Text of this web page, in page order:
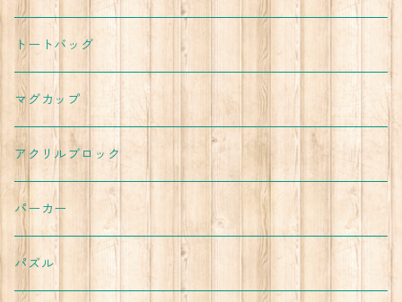
トートバッグ
マグカップ
アクリルブロック
パーカー
パズル